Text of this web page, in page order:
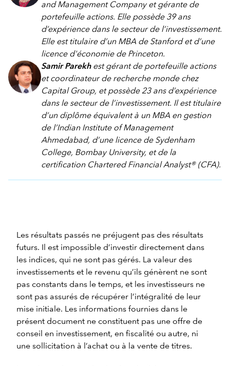
and Management Company et gérante de
portefeuille actions. Elle possède 39 ans
d’expérience dans le secteur de l’investissement.
Elle est titulaire d’un MBA de Stanford et d’une
licence d'économie de Princeton.
Samir Parekhest gérant de portefeuille actions
et coordinateur de recherche monde chez
Capital Group, et possède 23 ans d’expérience
dans le secteur de l’investissement. Il est titulaire
d’un diplôme équivalent à un MBA en gestion
de l’Indian Institute of Management
Ahmedabad, d’une licence de Sydenham
College, Bombay University, et de la
certification Chartered Financial Analyst® (CFA).
Les résultats passés ne préjugent pas des résultats
futurs. Il est impossible d’investir directement dans
les indices, qui ne sont pas gérés. La valeur des
investissements et le revenu qu’ils génèrent ne sont
pas constants dans le temps, et les investisseurs ne
sont pas assurés de récupérer l’intégralité de leur
mise initiale. Les informations fournies dans le
présent document ne constituent pas une offre de
conseil en investissement, en fiscalité ou autre, ni
une sollicitation à l’achat ou à la vente de titres.